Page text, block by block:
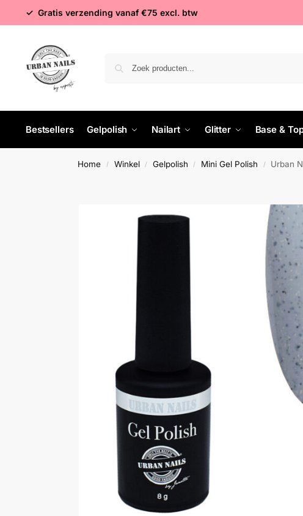
✓ Gratis verzending vanaf €75 excl. btw
Bestsellers Gelpolish Nailart Glitter Base &
Home / Winkel / Gelpolish / Mini Gel Polish / Urban